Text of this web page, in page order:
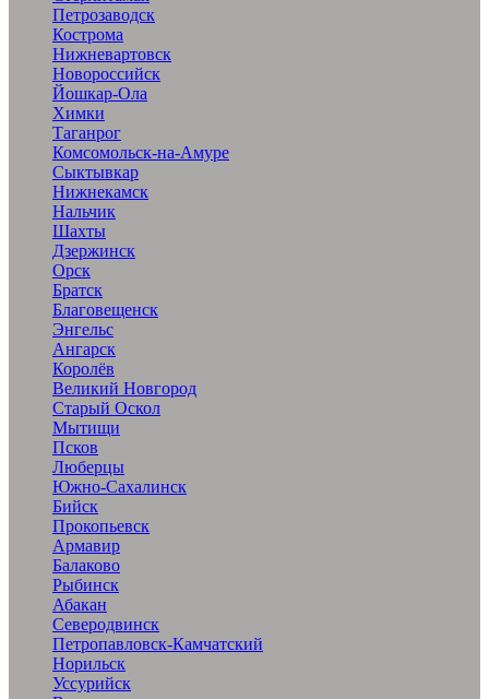
Петрозаводск
Кострома
Нижневартовск
Новороссийск
Йошкар-Ола
Химки
Таганрог
Комсомольск-на-Амуре
Сыктывкар
Нижнекамск
Нальчик
Шахты
Дзержинск
Орск
Братск
Благовещенск
Энгельс
Ангарск
Королёв
Великий Новгород
Старый Оскол
Мытищи
Псков
Люберцы
Южно-Сахалинск
Бийск
Прокопьевск
Армавир
Балаково
Рыбинск
Абакан
Северодвинск
Петропавловск-Камчатский
Норильск
Уссурийск